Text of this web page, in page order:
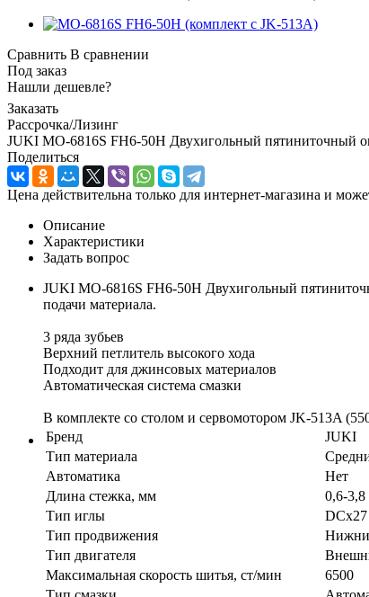
Сравнить В сравнении
Под заказ
Нашли дешевле?
Заказать
Рассрочка/Лизинг
JUKI MO-6816S FH6-50H Двухигольный пятиниточный
Поделиться
Цена действительна только для интернет-магазина и
Описание
Характеристики
Задать вопрос
JUKI MO-6816S FH6-50H Двухигольный
подачи материала.
3 ряда зубьев
Верхний петлитель высокого хода
Подходит для джинсовых материалов
Автоматическая система смазки
В комплекте со столом и сервомотором JK-513A
Бренд
JUKI
Тип материала
Автоматика
Нет
Длина стежка, мм
0,6-3,8
Тип иглы
DCx27
Тип продвижения
Тип двигателя
Максимальная скорость шитья, ст/мин
6500